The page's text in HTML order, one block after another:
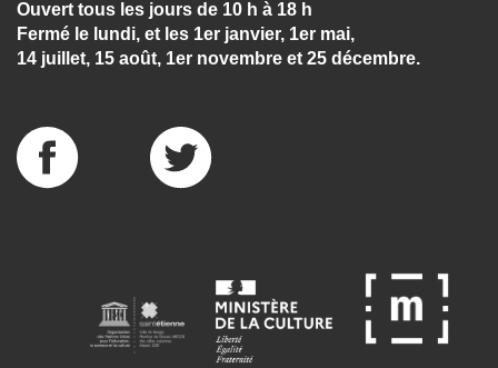
Ouvert tous les jours de 10 h à 18 h
Fermé le lundi, et les 1er janvier, 1er mai,
14 juillet, 15 août, 1er novembre et 25 décembre.